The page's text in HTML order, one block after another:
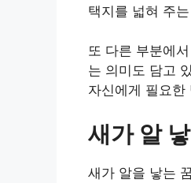
택지를 넓혀 주
또 다른 부분에
는 의미도 담고
자신에게 필요한
새가 알
새가 알을 낳는